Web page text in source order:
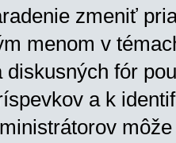
zmeniť
menom v
fór
a k